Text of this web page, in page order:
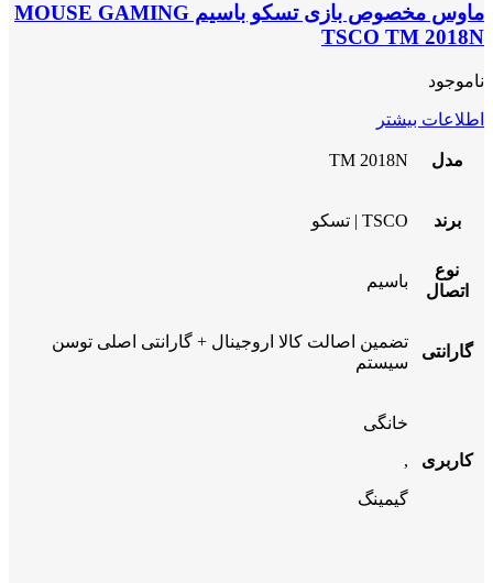
ماوس مخصوص بازی تسکو باسیم MOUSE GAMING
TSCO TM 2018N
ناموجود
اطلاعات بیشتر
مدل TM 2018N
برند TSCO | تسکو
نوع
اتصال
باسیم
گارانتی
تضمین اصالت کالا اروجینال + گارانتی اصلی توسن
سیستم
کاربری
خانگی
,
گیمینگ